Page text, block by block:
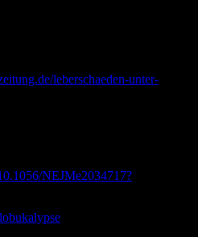
leberschaeden-unter-
NEJMe2034717?